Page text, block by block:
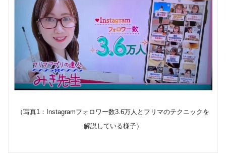
（写真1：Instagramフォロワー数3.6万人とフリマのテクニックを
解説している様子）